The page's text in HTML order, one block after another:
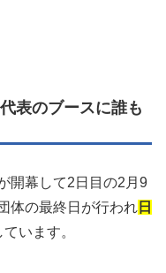
表のブースに誰も
開幕して2日目の2月9
体の最終日が行われ 日
ています。